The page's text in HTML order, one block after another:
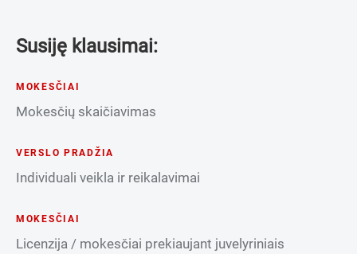
Susiję klausimai:
MOKESČIAI
Mokesčių skaičiavimas
VERSLO PRADŽIA
Individuali veikla ir reikalavimai
MOKESČIAI
Licenzija / mokesčiai prekiaujant juvelyriniais